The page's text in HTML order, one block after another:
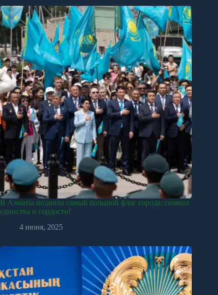
В Алматы подняли самый большой флаг города: символ
единства и гордости!
4 июня, 2025